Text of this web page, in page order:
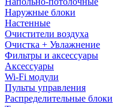
Наружные блоки
Настенные
Очистители воздуха
Очистка + Увлажнение
Фильтры и аксессуары
Аксессуары
Wi-Fi модули
Пульты управления
Распределительные блоки